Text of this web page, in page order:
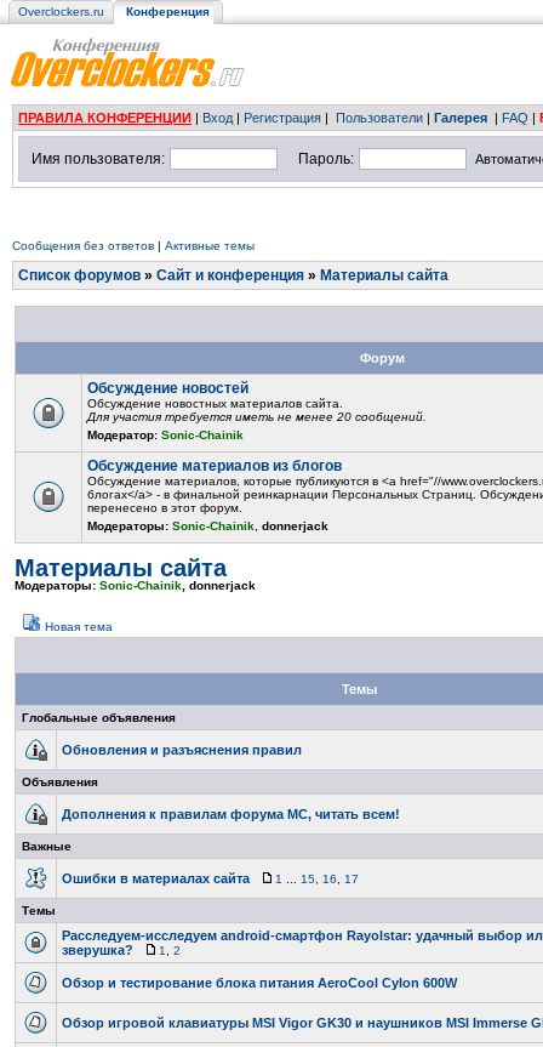
Overclockers.ru Конференция
ПРАВИЛА КОНФЕРЕНЦИИ | Вход | Регистрация | Пользователи | Галерея | FAQ |
Имя пользователя: Пароль:
Сообщения без ответов | Активные темы
Список форумов » Сайт и конференция » Материалы сайта
Форум
Обсуждение новостей
Обсуждение новостных материалов сайта.
Для участия требуется иметь не менее 20 сообщений.
Модератор: Sonic-Chainik
Обсуждение материалов из блогов
Обсуждение материалов, которые публикуются в <a href="//
блогах</a> - в финальной реинкарнации Персональных Страниц.
перенесено в этот форум.
Модераторы: Sonic-Chainik donnerjack
Материалы сайта
Модераторы: Sonic-Chainik donnerjack
Новая тема
Темы
Глобальные объявления
Обновления и разъяснения правил
Объявления
Дополнения к правилам форума МС, читать всем!
Важные
Ошибки в материалах сайта 1 15 16 17
Темы
Расследуем-исследуем android-смартфон Rayolstar: удачный выбор
зверушка?
1 2
Обзор и тестирование блока питания AeroCool Cylon 600W
Обзор игровой клавиатуры MSI Vigor GK30 и наушников MSI Immerse